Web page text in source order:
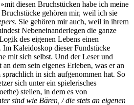
diesen Bruchstücken habe ich meine
gehören mir, weil ich sie
. Sie gehören mir auch, weil in ihrem
Nebeneinanderlegen die ganze
des eigenen Lebens einen
Kaleidoskop dieser Fundstücke
mit sich selbst. Und der Leser und
dem sein eigenes Erleben, was er an
in sich aufgenommen hat. So
sich unter ein spielerisches
stellen, in dem es von
sind wie Bären, / die stets an eigenen